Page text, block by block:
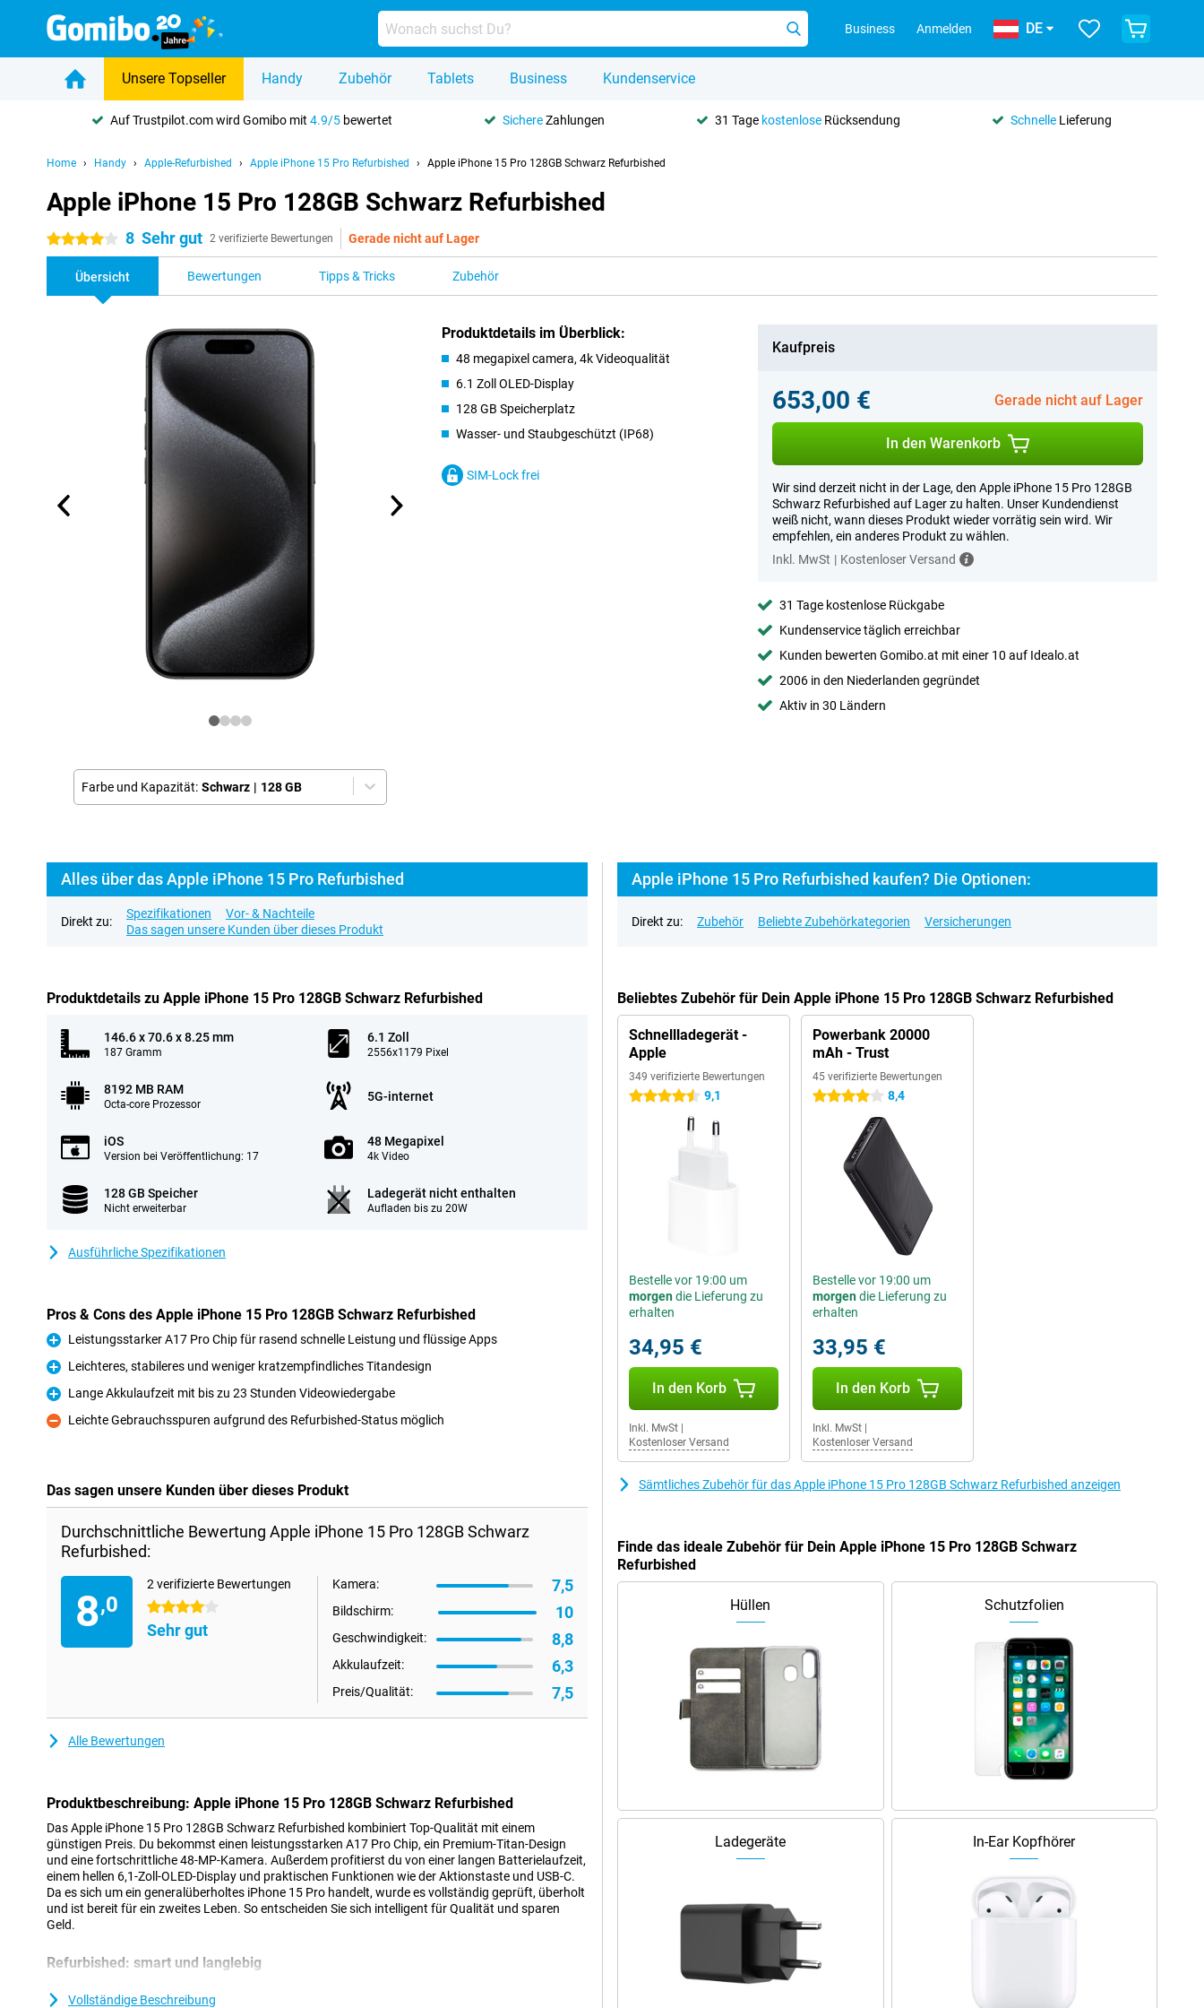
Business Anmelden DE
Unsere Topseller Handy Zubehör Tablets Business Kundenservice
Auf Trustpilot.com wird Gomibo mit4.9/5 bewertet SichereZahlungen 31 Tage kostenloseRücksendung SchnelleLieferung
Home Handy Apple-Refurbished Apple iPhone 15 Pro Refurbished Apple iPhone 15 Pro 128GB Schwarz Refurbished
Apple iPhone 15 Pro 128GB Schwarz Refurbished
4 Sterne 8 Sehr gut 2 verifizierte Bewertungen Gerade nicht auf Lager
Übersicht Bewertungen Tipps & Tricks Zubehör
Farbe und Kapazität: Schwarz | 128 GB
Produktdetails im Überblick:
48 megapixel camera, 4k Videoqualität
6.1 Zoll OLED-Display
128 GB Speicherplatz
Wasser- und Staubgeschützt (IP68)
SIM-Lock frei
Kaufpreis
653,00 € Gerade nicht auf Lager
In den Warenkorb
Wir sind derzeit nicht in der Lage, den Apple iPhone 15 Pro 128GB
Schwarz Refurbished auf Lager zu halten. Unser Kundendienst
weiß nicht, wann dieses Produkt wieder vorrätig sein wird. Wir
empfehlen, ein anderes Produkt zu wählen.
Inkl. MwSt | Kostenloser Versand
31 Tage kostenlose Rückgabe
Kundenservice täglich erreichbar
Kunden bewerten Gomibo.at mit einer 10 auf Idealo.at
2006 in den Niederlanden gegründet
Aktiv in 30 Ländern
Alles über das Apple iPhone 15 Pro Refurbished
Direkt zu:
Spezifikationen
Vor- & Nachteile
Das sagen unsere Kunden über dieses Produkt
Produktdetails zu Apple iPhone 15 Pro 128GB Schwarz Refurbished
146.6 x 70.6 x 8.25 mm
187 Gramm
6.1 Zoll
2556x1179 Pixel
8192 MB RAM
Octa-core Prozessor
5G-internet
iOS
Version bei Veröffentlichung: 17
48 Megapixel
4k Video
128 GB Speicher
Nicht erweiterbar
Ladegerät nicht enthalten
Aufladen bis zu 20W
Ausführliche Spezifikationen
Pros & Cons des Apple iPhone 15 Pro 128GB Schwarz Refurbished
Pro
Leistungsstarker A17 Pro Chip für rasend schnelle Leistung und flüssige Apps
Pro
Leichteres, stabileres und weniger kratzempfindliches Titandesign
Pro
Lange Akkulaufzeit mit bis zu 23 Stunden Videowiedergabe
Kontra
Leichte Gebrauchsspuren aufgrund des Refurbished-Status möglich
Das sagen unsere Kunden über dieses Produkt
Durchschnittliche Bewertung Apple iPhone 15 Pro 128GB Schwarz
Refurbished:
8,0
2 verifizierte Bewertungen
4 Sterne
Sehr gut
Kamera: 7,5
Bildschirm: 10
Geschwindigkeit: 8,8
Akkulaufzeit: 6,3
Preis/Qualität: 7,5
Alle Bewertungen
Produktbeschreibung: Apple iPhone 15 Pro 128GB Schwarz Refurbished
Das Apple iPhone 15 Pro 128GB Schwarz Refurbished kombiniert Top-Qualität mit einem
günstigen Preis. Du bekommst einen leistungsstarken A17 Pro Chip, ein Premium-Titan-Design
und eine fortschrittliche 48-MP-Kamera. Außerdem profitierst du von einer langen Batterielaufzeit,
einem hellen 6,1-Zoll-OLED-Display und praktischen Funktionen wie der Aktionstaste und USB-C.
Da es sich um ein generalüberholtes iPhone 15 Pro handelt, wurde es vollständig geprüft, überholt
und ist bereit für ein zweites Leben. So entscheiden Sie sich intelligent für Qualität und sparen
Geld.
Refurbished: smart und langlebig
Sie sich ganz bewusst. Dieses Gerät wurde zwar schon einmal benutzt, aber dann gründlich
Vollständige Beschreibung
Apple iPhone 15 Pro Refurbished kaufen? Die Optionen:
Direkt zu: Zubehör Beliebte Zubehörkategorien Versicherungen
Beliebtes Zubehör für Dein Apple iPhone 15 Pro 128GB Schwarz Refurbished
Schnellladegerät -
Apple
349 verifizierte Bewertungen
4.5 Sterne 9,1
Bestelle vor 19:00 um
morgendie Lieferung zu
erhalten
34,95 €
In den Korb
Inkl. MwSt
Kostenloser Versand
Powerbank 20000
mAh - Trust
45 verifizierte Bewertungen
4 Sterne 8,4
Bestelle vor 19:00 um
morgendie Lieferung zu
erhalten
33,95 €
In den Korb
Inkl. MwSt|
Kostenloser Versand
Sämtliches Zubehör für das Apple iPhone 15 Pro 128GB Schwarz Refurbished anzeigen
Finde das ideale Zubehör für Dein Apple iPhone 15 Pro 128GB Schwarz
Refurbished
Hüllen Schutzfolien
Ladegeräte In-Ear Kopfhörer